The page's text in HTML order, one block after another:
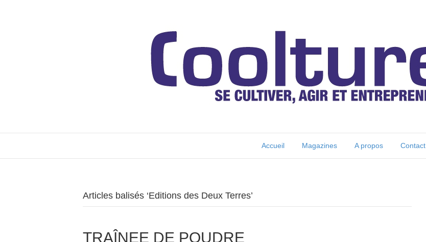
Accueil Magazines A propos Contact
Articles balisés ‘Editions des Deux Terres’
TRAÎNEE DE POUDRE